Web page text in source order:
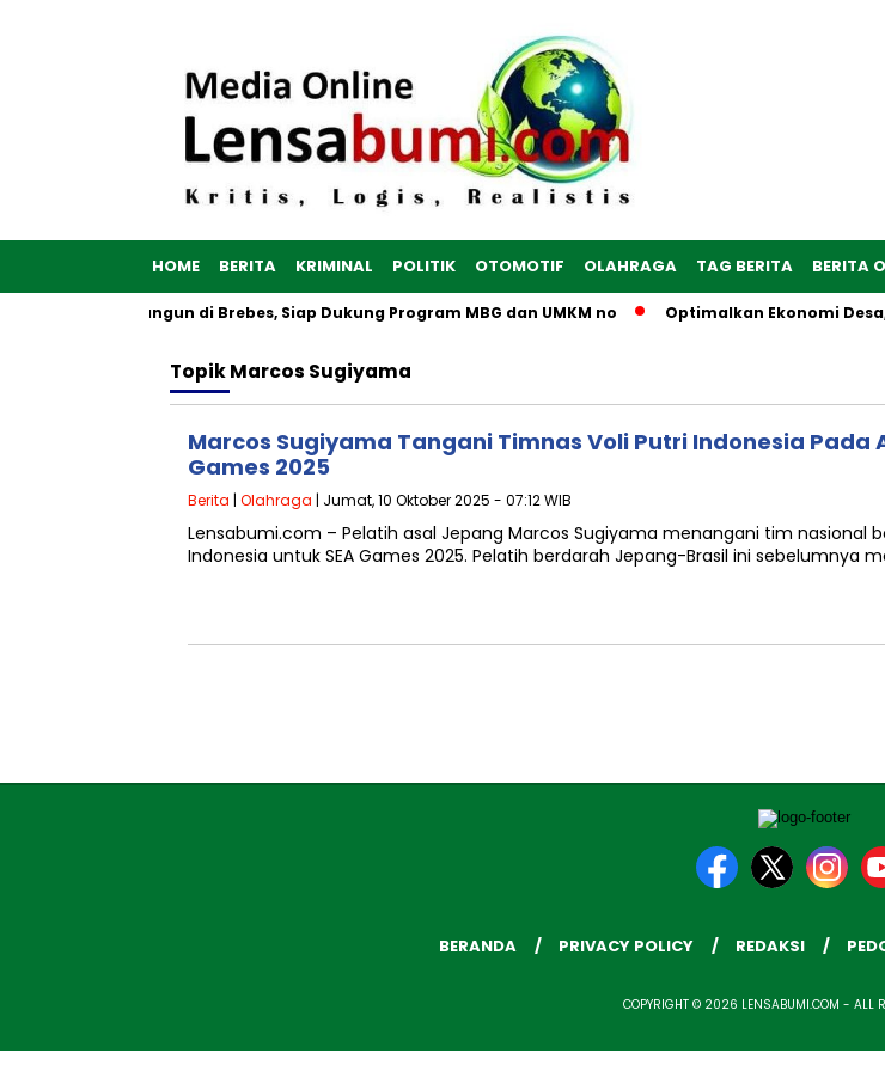
HOME BERITA KRIMINAL POLITIK OTOMOTIF OLAHRAGA TAG BERITA BERITA
Putih Dibangun di Brebes, Siap Dukung Program MBG dan UMKM no Optimalkan Ekonomi
TopikMarcos Sugiyama
Marcos Sugiyama Tangani Timnas Voli Putri Indonesia Pada
Games 2025
Berita | Olahraga | Jumat, 10 Oktober 2025 - 07:12 WIB
Lensabumi.com – Pelatih asal Jepang Marcos Sugiyama menangani tim nasional
Indonesia untuk SEA Games 2025. Pelatih berdarah Jepang-Brasil ini sebelumnya
BERANDA PRIVACY POLICY REDAKSI
COPYRIGHT © 2026 LENSABUMI.COM - ALL